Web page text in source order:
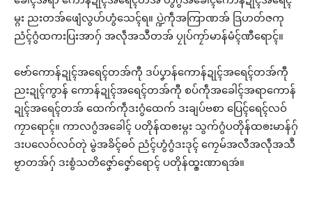
မ္ဂး ညးတအ်ဖျေံလွဟ်ဟွံသေၚ်ရ။ ပ္ဍဲကဵုအကြာဏအ် ဒြဟတ်ဇကု
ညံၚ်ဂွံထကးပြးအာဂှ် အလဵုအသဳတအ် ပၠုပ်ကၠာ်မာန်မံၚ်ဏီရောၚ်။
ဗော်ကောန်ဍုၚ်အရေၚ်တအ်ကီု ဒပ်ပၞာန်ကောန်ဍုၚ်အရေၚ်တအ်ကီု
ညးဍုၚ်ကွာန် ကောန်ဍုၚ်အရေၚ်တအ်ကီု စပ်ကဵုအခေါၚ်အရာကောန်
ဍုၚ်အရေၚ်တအ် ထေက်ကဵုဒးဂွံထေက် ဒးချပ်ဗစာ ပြေၚ်ရေၚ်လဝ်
ကၠာရောၚ်။ ကာလဂွံအခေါၚ် ပတိုန်ထၜးမ္ဂး သွက်ဂွံပတိုန်ထၜးမာန်ဂှ်
ဒးပလေဝ်လဝ်တုဲ မွဲအခိၚ်ဓဝ် ညံၚ်ဟွံဂွံဒးဒုၚ် ကၠေမ်အလီအလဵုအသဳ
ဗၟာတအ်ဂှ် ဒးစွံသတိဇၞော်ဇၞော်ရောၚ် ပတိုန်ထ္ၜးဏာရအဴ။